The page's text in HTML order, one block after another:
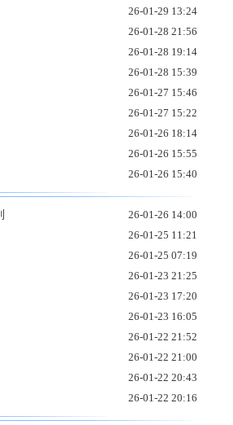
26-01-29 13:24
26-01-28 21:56
26-01-28 19:14
26-01-28 15:39
26-01-27 15:46
26-01-27 15:22
26-01-26 18:14
26-01-26 15:55
26-01-26 15:40
26-01-26 14:00
26-01-25 11:21
26-01-25 07:19
26-01-23 21:25
26-01-23 17:20
26-01-23 16:05
26-01-22 21:52
26-01-22 21:00
26-01-22 20:43
26-01-22 20:16